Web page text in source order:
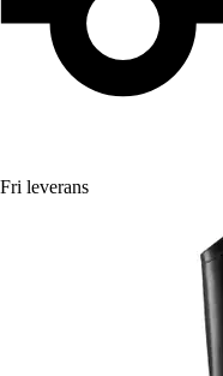
Fri leverans